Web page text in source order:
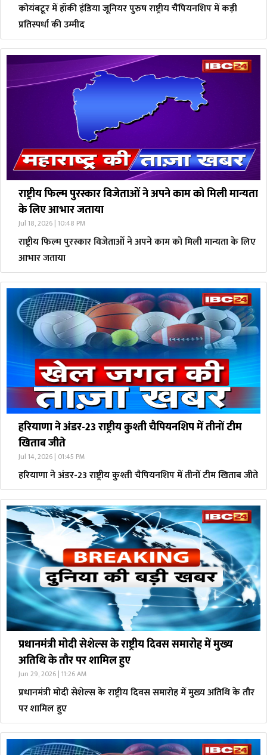
कोयंबटूर में हॉकी इंडिया जूनियर पुरुष राष्ट्रीय चैंपियनशिप में कड़ी
प्रतिस्पर्धा की उम्मीद
राष्ट्रीय फिल्म पुरस्कार विजेताओं ने अपने काम को मिली मान्यता
के लिए आभार जताया
Jul 18, 2026 | 10:48 PM
राष्ट्रीय फिल्म पुरस्कार विजेताओं ने अपने काम को मिली मान्यता के लिए
आभार जताया
हरियाणा ने अंडर-23 राष्ट्रीय कुश्ती चैपियनशिप में तीनों टीम
खिताब जीते
Jul 14, 2026 | 01:45 PM
हरियाणा ने अंडर-23 राष्ट्रीय कुश्ती चैपियनशिप में तीनों टीम खिताब जीते
प्रधानमंत्री मोदी सेशेल्स के राष्ट्रीय दिवस समारोह में मुख्य
अतिथि के तौर पर शामिल हुए
Jun 29, 2026 | 11:26 AM
प्रधानमंत्री मोदी सेशेल्स के राष्ट्रीय दिवस समारोह में मुख्य अतिथि के तौर
पर शामिल हुए